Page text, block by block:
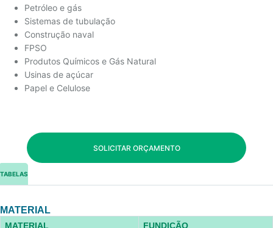
Petróleo e gás
Sistemas de tubulação
Construção naval
FPSO
Produtos Químicos e Gás Natural
Usinas de açúcar
Papel e Celulose
SOLICITAR ORÇAMENTO
TABELAS
MATERIAL
MATERIAL FUNDIÇÃO